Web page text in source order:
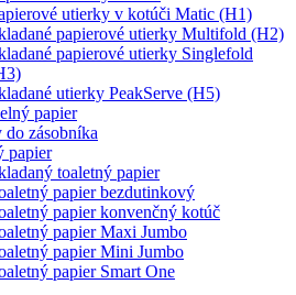
utierky v kotúči Matic (H1)
papierové utierky Multifold (H2)
papierové utierky Singlefold
utierky PeakServe (H5)
papier
do zásobníka
papier
toaletný papier
papier bezdutinkový
papier konvenčný kotúč
papier Maxi Jumbo
papier Mini Jumbo
papier Smart One